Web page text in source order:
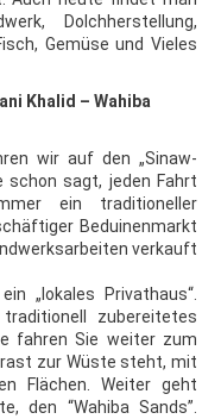
Dolchherstellung,
Gemüse und Vieles
Khalid – Wahiba
wir auf den „Sinaw-
schon sagt, jeden Fahrt
ein traditioneller
Beduinenmarkt
verkauft
„lokales Privathaus“.
zubereitetes
fahren Sie weiter zum
zur Wüste steht, mit
Flächen. Weiter geht
den “Wahiba Sands”.